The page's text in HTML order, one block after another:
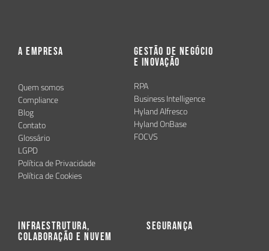
A Empresa
Quem somos
Compliance
Blog
Contato
Glossário
LGPD
Política de Privacidade
Política de Cookies
Gestão de Negócio
e Inovação
RPA
Business Intelligence
Hyland Alfresco
Hyland OnBase
FOCVS
Infraestrutura,
Colaboração e Nuvem
Segurança